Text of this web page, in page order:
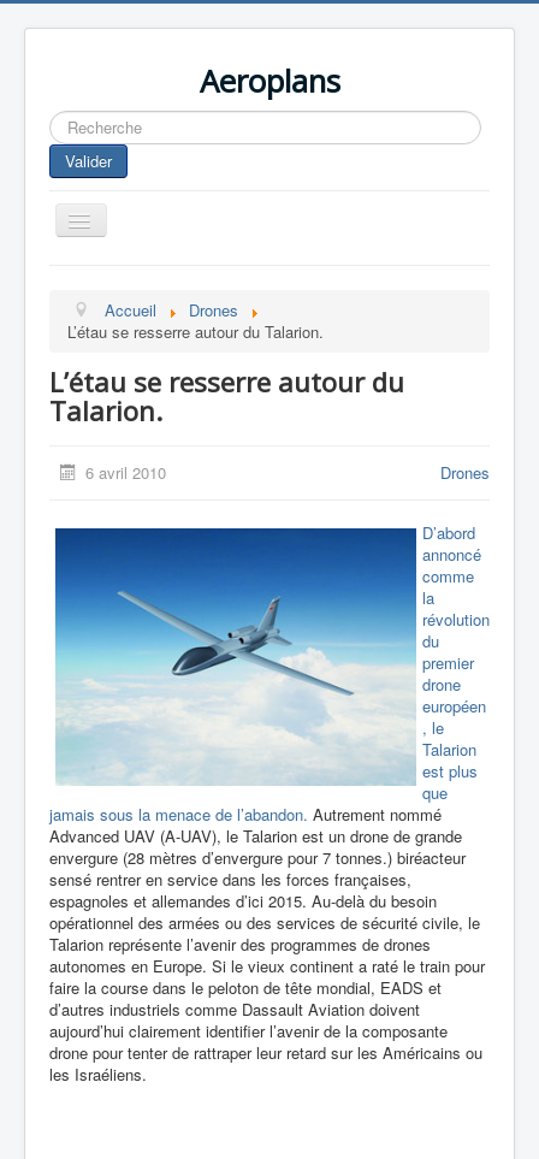
Aeroplans
Rechercher
Valider
Toggle
Navigation
Aviation Commerciale
Aviation Militaire
Drones
Accueil
Drones
L’étau se resserre autour du Talarion.
L’étau se resserre autour du
Talarion.
6 avril 2010 Drones
D’abord
annoncé
comme
la
révolution
du
premier
drone
européen
, le
Talarion
est plus
que
jamais sous la menace de l’abandon. Autrement nommé
Advanced UAV (A-UAV), le Talarion est un drone de grande
envergure (28 mètres d’envergure pour 7 tonnes.) biréacteur
sensé rentrer en service dans les forces françaises,
espagnoles et allemandes d’ici 2015. Au-delà du besoin
opérationnel des armées ou des services de sécurité civile, le
Talarion représente l’avenir des programmes de drones
autonomes en Europe. Si le vieux continent a raté le train pour
faire la course dans le peloton de tête mondial, EADS et
d’autres industriels comme Dassault Aviation doivent
aujourd’hui clairement identifier l’avenir de la composante
drone pour tenter de rattraper leur retard sur les Américains ou
les Israéliens.